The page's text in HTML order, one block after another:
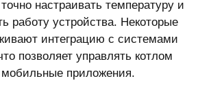
настраивать температуру и
работу устройства. Некоторые
интеграцию с системами
позволяет управлять котлом
мобильные приложения.